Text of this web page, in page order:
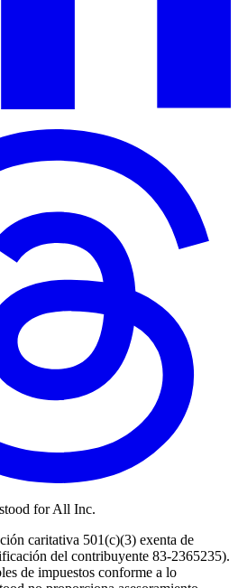
for All Inc.
caritativa 501(c)(3) exenta de
del contribuyente 83-2365235).
de impuestos conforme a lo